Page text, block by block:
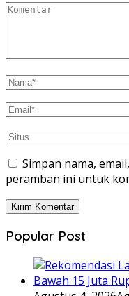
Simpan nama,
peramban ini untuk
Popular Post